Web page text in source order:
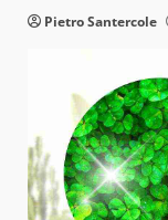
Pietro Santercole